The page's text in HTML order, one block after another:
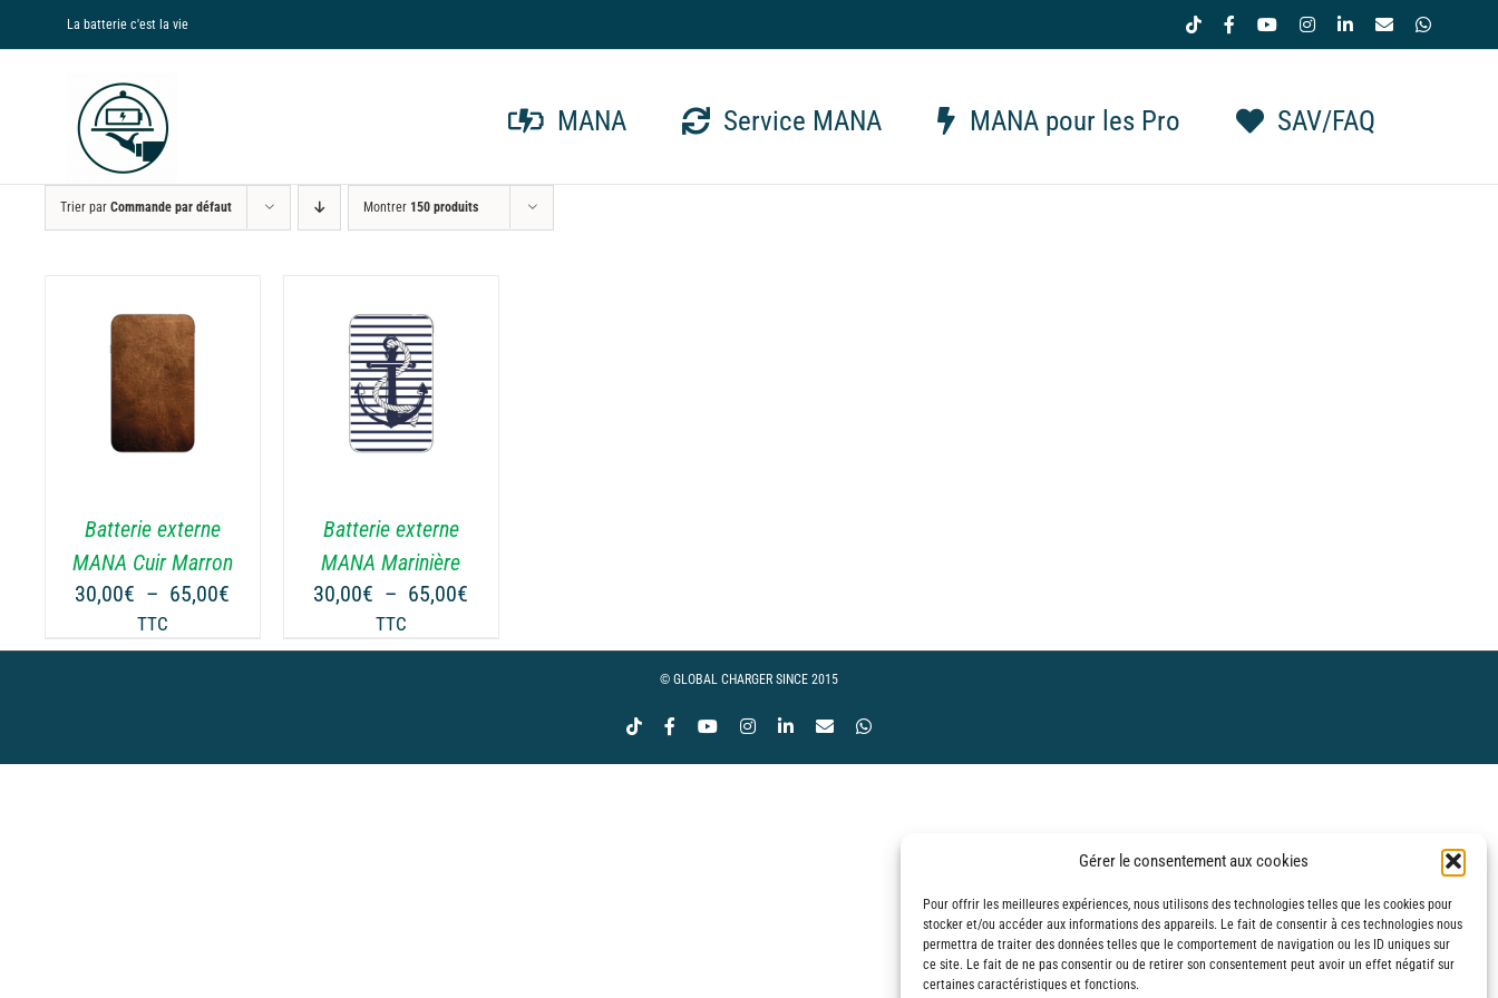
Gérer le consentement aux cookies
Pour offrir les meilleures expériences, nous utilisons des technologies telles que les cookies pour
stocker et/ou accéder aux informations des appareils. Le fait de consentir à ces technologies nous
permettra de traiter des données telles que le comportement de navigation ou les ID uniques sur
ce site. Le fait de ne pas consentir ou de retirer son consentement peut avoir un effet négatif sur
certaines caractéristiques et fonctions.
au
La batterie c'est la vie Tiktok FacebookYouTubeInstagramLinkedIn
Email
MANA Service MANA MANA pour les Pro SAV/FAQ
Trier par Commande par défaut Montrer 150 produits
Batterie externe
MANA Cuir Marron
30,00€ – 65,00€
prix :
TTC
CHOIX DES OPTIONS
CE
PRODUIT
A
LES
OPTIONS
PEUVENT
ÊTRE
CHOISIES
PRODUIT
/ DÉTAILS
Batterie externe
MANA Marinière
30,00€ – 65,00€
prix :
TTC
© GLOBAL CHARGER SINCE 2015
Tiktok FacebookYouTubeInstagramLinkedIn
EmailWhatsApp